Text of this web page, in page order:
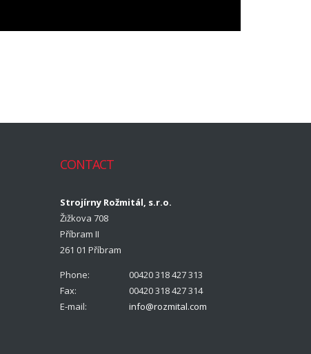
CONTACT
Strojírny Rožmitál, s.r.o.
Žižkova 708
Příbram II
261 01 Příbram
Phone:
00420 318 427 313
Fax:
00420 318 427 314
E-mail:
info@rozmital.com